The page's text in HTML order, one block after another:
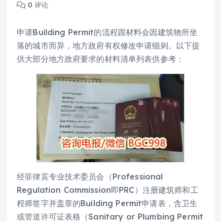
0 评论
申请Building Permit的流程跟材料会因建筑物所坐
落的城市而异，地方政府有权修改申请细则。以下提
供大部分地方政府要求的材料清单列表供参考：
经菲律宾专业技术委员会（Professional
Regulation Commission即PRC）注册建筑师和工
程师签字并盖章的Building Permit申请表，含卫生
或管道许可证表格（Sanitary or Plumbing Permit